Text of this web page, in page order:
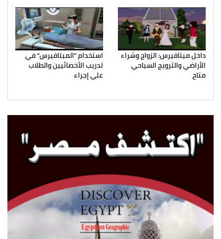
داخل ميتافيرس: الزواج وشراء
الأراضي والترويج السياحي
متاح
استخدام "الميتافيرس" في
تدريب الأخصائيين والطلاب
علي إجراء